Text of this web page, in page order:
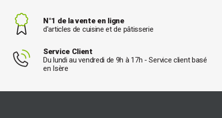
N°1 de la vente en ligne
d'articles de cuisine et de pâtisserie
Service Client
Du lundi au vendredi de 9h à 17h - Service client basé
en Isère